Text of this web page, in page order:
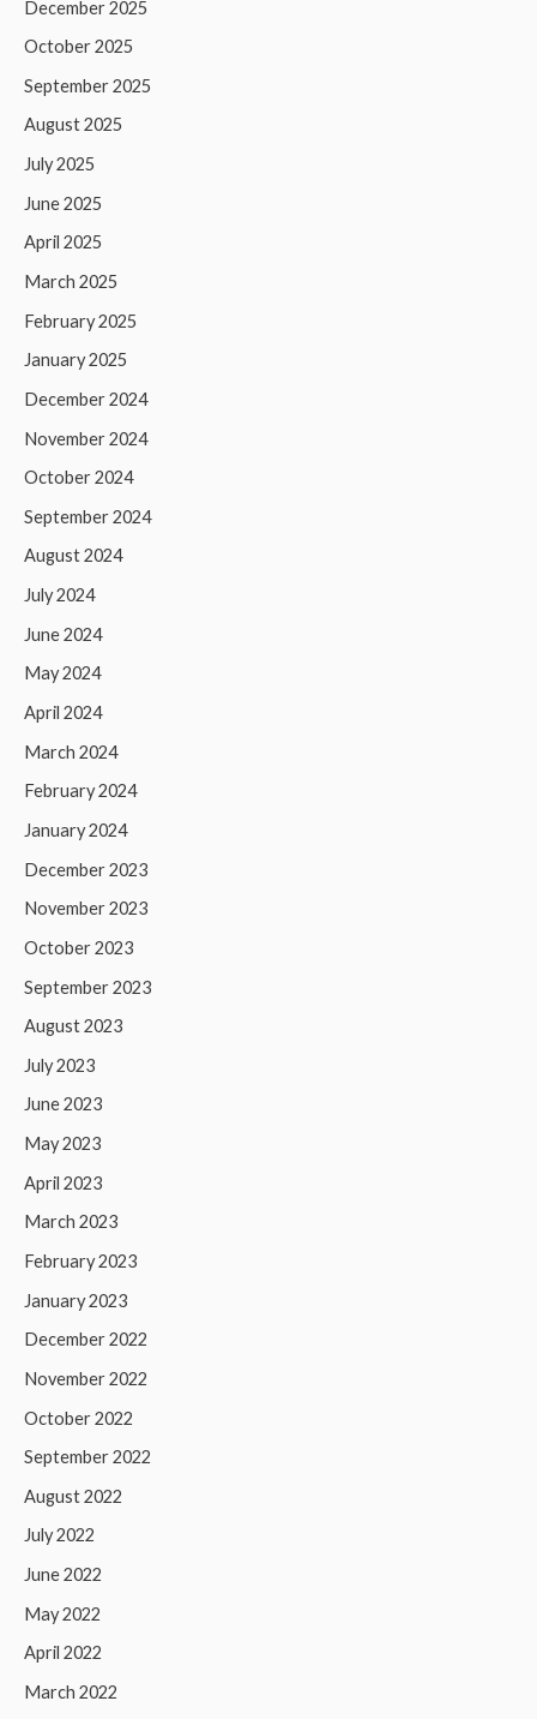
December 2025
October 2025
September 2025
August 2025
July 2025
June 2025
April 2025
March 2025
February 2025
January 2025
December 2024
November 2024
October 2024
September 2024
August 2024
July 2024
June 2024
May 2024
April 2024
March 2024
February 2024
January 2024
December 2023
November 2023
October 2023
September 2023
August 2023
July 2023
June 2023
May 2023
April 2023
March 2023
February 2023
January 2023
December 2022
November 2022
October 2022
September 2022
August 2022
July 2022
June 2022
May 2022
April 2022
March 2022